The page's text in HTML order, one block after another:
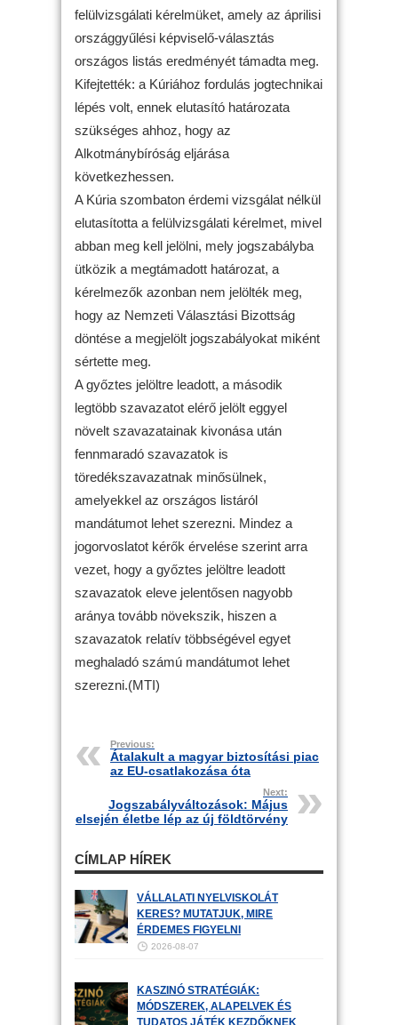
felülvizsgálati kérelmüket, amely az áprilisi
országgyűlési képviselő-választás
országos listás eredményét támadta meg.
Kifejtették: a Kúriához fordulás jogtechnikai
lépés volt, ennek elutasító határozata
szükséges ahhoz, hogy az
Alkotmánybíróság eljárása
következhessen.
A Kúria szombaton érdemi vizsgálat nélkül
elutasította a felülvizsgálati kérelmet, mivel
abban meg kell jelölni, mely jogszabályba
ütközik a megtámadott határozat, a
kérelmezők azonban nem jelölték meg,
hogy az Nemzeti Választási Bizottság
döntése a megjelölt jogszabályokat miként
sértette meg.
A győztes jelöltre leadott, a második
legtöbb szavazatot elérő jelölt eggyel
növelt szavazatainak kivonása után
fennmaradó szavazatok is
töredékszavazatnak minősülnek,
amelyekkel az országos listáról
mandátumot lehet szerezni. Mindez a
jogorvoslatot kérők érvelése szerint arra
vezet, hogy a győztes jelöltre leadott
szavazatok eleve jelentősen nagyobb
aránya tovább növekszik, hiszen a
szavazatok relatív többségével egyet
meghaladó számú mandátumot lehet
szerezni.(MTI)
Previous:
Átalakult a magyar biztosítási piac
az EU-csatlakozása óta
Next:
Jogszabályváltozások: Május
elsején életbe lép az új földtörvény
CÍMLAP HÍREK
VÁLLALATI NYELVISKOLÁT
KERES? MUTATJUK, MIRE
ÉRDEMES FIGYELNI
2026-08-07
KASZINÓ STRATÉGIÁK:
MÓDSZEREK, ALAPELVEK ÉS
TUDATOS JÁTÉK KEZDŐKNEK